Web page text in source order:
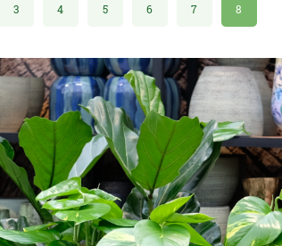
3 4 5 6 7 8